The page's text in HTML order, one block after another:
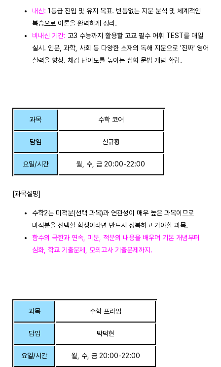
내신: 1등급 진입 및 유지 목표. 빈틈없는 지문 분석 및 체계적인
복습으로 이론을 완벽하게 정리.
비내신 기간: 고3 수능까지 활용할 고교 필수 어휘 TEST를 매일
실시. 인문, 과학, 사회 등 다양한 소재의 독해 지문으로 '진짜' 영어
실력을 향상. 체감 난이도를 높이는 심화 문법 개념 확립.
과목 수학 코어
담임 신규황
요일/시간 월, 수, 금 20:00-22:00
[과목설명]
수학2는 미적분(선택 과목)과 연관성이 매우 높은 과목이므로
미적분을 선택할 학생이라면 반드시 정복하고 가야할 과목.
함수의 극한과 연속, 미분, 적분의 내용을 배우며 기본 개념부터
심화, 학교 기출문제, 모의고사 기출문제까지.
과목 수학 프라임
담임 박덕현
요일/시간 월, 수, 금 20:00-22:00